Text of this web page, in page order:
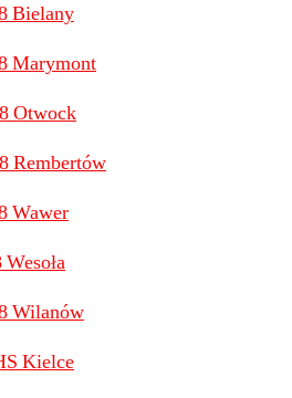
Bielany
Marymont
Otwock
Rembertów
Wawer
Wilanów
Kielce